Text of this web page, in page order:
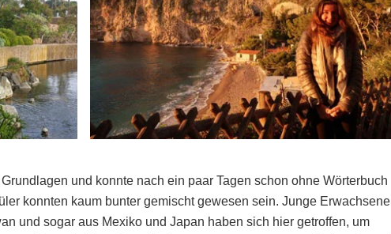
und konnte nach ein paar Tagen schon ohne Wörterbuch
konnten kaum bunter gemischt gewesen sein. Junge Erwachsene
und sogar aus Mexiko und Japan haben sich hier getroffen, um